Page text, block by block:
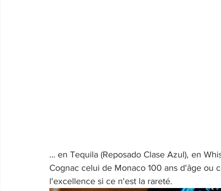
... en Tequila (Reposado Clase Azul), en
Cognac celui de Monaco 100 ans d'âge ou
l'excellence si ce n'est la rareté.